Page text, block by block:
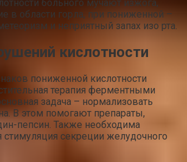
больного мучают изжога,
в области горла, при пониженной –
и неприятный запах изо рта.
кислотности
пониженной кислотности
терапия ферментными
задача – нормализовать
В этом помогают препараты,
пепсин. Также необходима
стимуляция секреции желудочного